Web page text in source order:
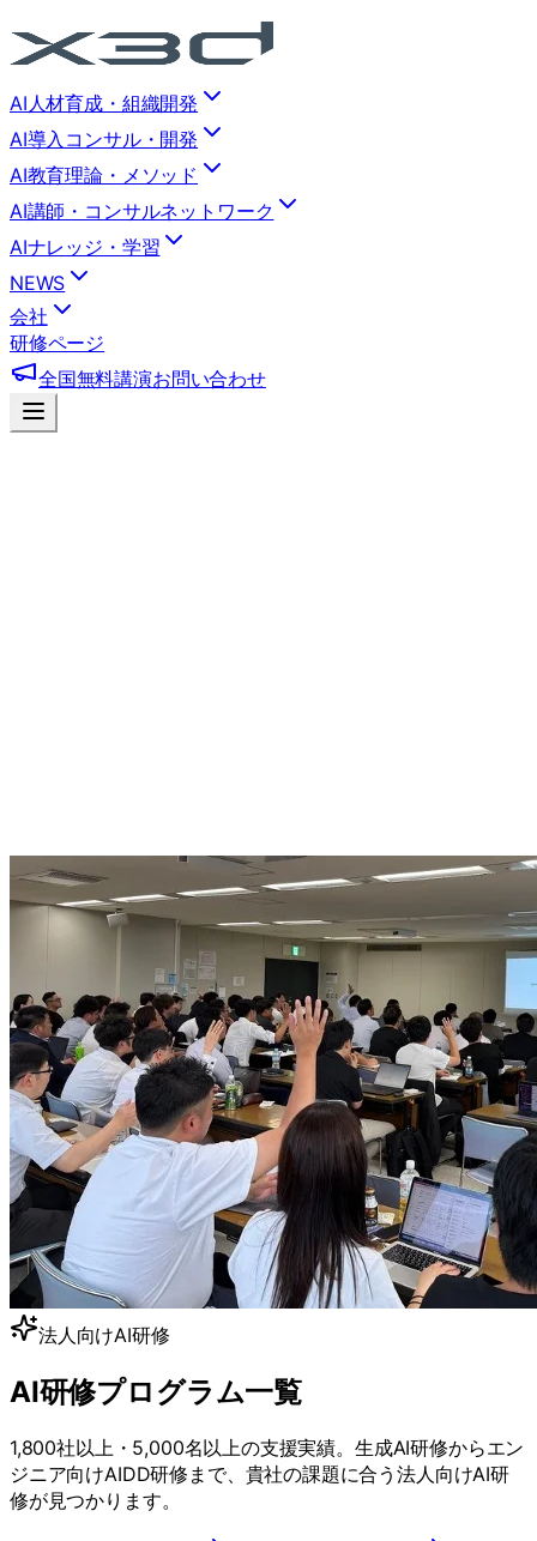
AI人材育成・組織開発
AI導入コンサル・開発
AI教育理論・メソッド
AI講師・コンサルネットワーク
AIナレッジ・学習
NEWS
会社
研修ページ
全国無料講演お問い合わせ
法人向けAI研修
AI研修プログラム一覧
1,800社以上・5,000名以上の支援実績。生成AI研修からエン
ジニア向けAIDD研修まで、貴社の課題に合う法人向けAI研
修が見つかります。